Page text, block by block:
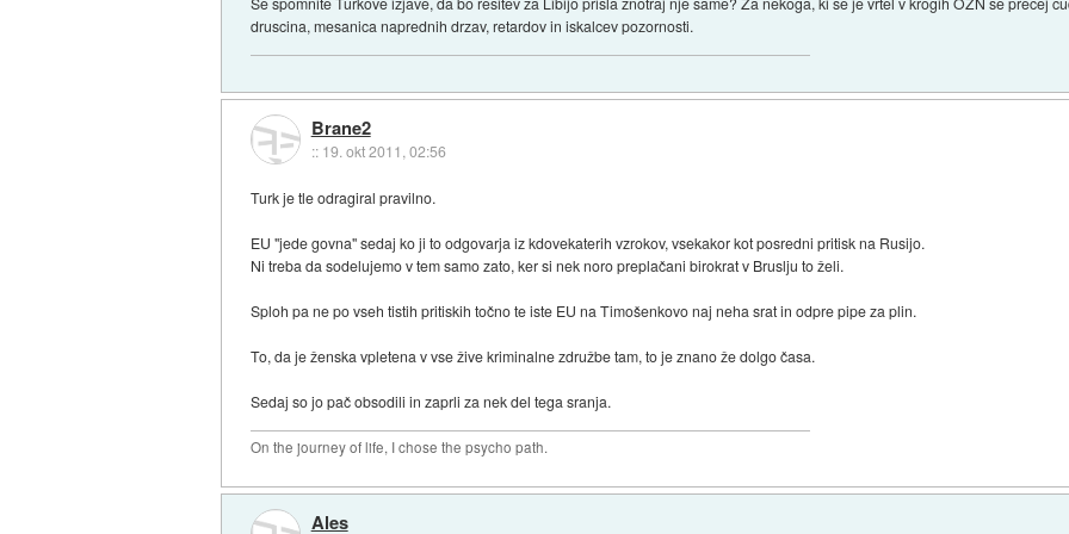
druscina, mesanica naprednih drzav, retardov in iskalcev pozornosti.
Brane2
:: 19. okt 2011, 02:56
Turk je tle odragiral pravilno.
EU "jede govna" sedaj ko ji to odgovarja iz kdovekaterih vzrokov, vsekakor kot posredni pritisk na Rusijo.
Ni treba da sodelujemo v tem samo zato, ker si nek noro preplačani birokrat v Bruslju to želi.
Sploh pa ne po vseh tistih pritiskih točno te iste EU na Timošenkovo naj neha srat in odpre pipe za plin.
To, da je ženska vpletena v vse žive kriminalne združbe tam, to je znano že dolgo časa.
Sedaj so jo pač obsodili in zaprli za nek del tega sranja.
On the journey of life, I chose the psycho path.
Ales